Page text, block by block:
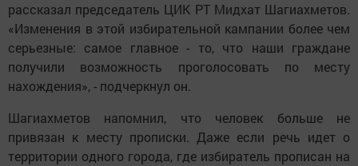
рассказал председатель ЦИК РТ Мидхат Шагиахметов.
«Изменения в этой избирательной кампании более чем
серьезные: самое главное - то, что наши граждане
получили возможность проголосовать по месту
нахождения», - подчеркнул он.
Шагиахметов напомнил, что человек больше не
привязан к месту прописки. Даже если речь идет о
территории одного города, где избиратель прописан на